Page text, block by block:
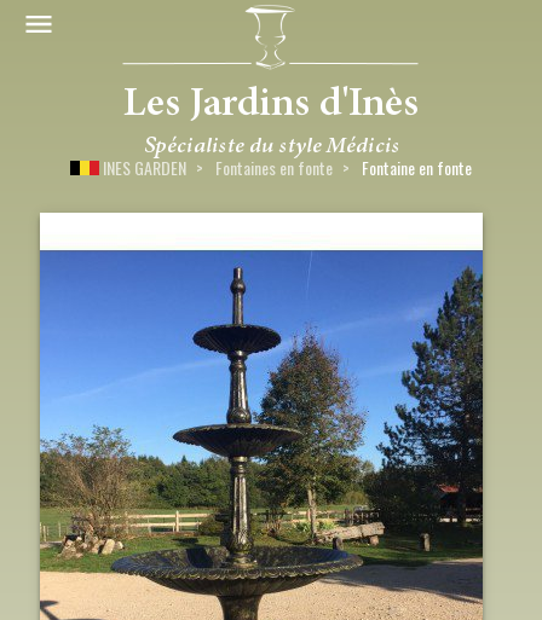
INES GARDEN Fontaines en fonte Fontaine en fonte